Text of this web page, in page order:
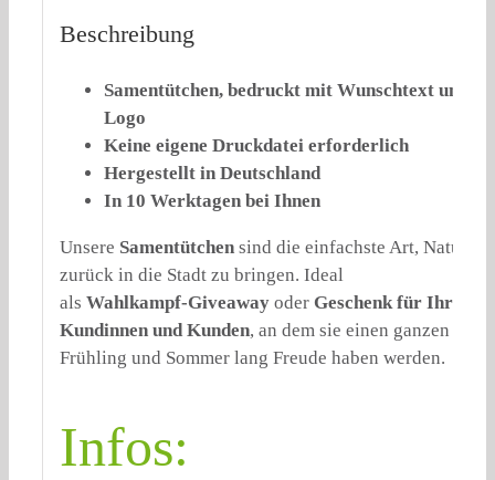
Beschreibung
Samentütchen, bedruckt mit Wunschtext und
Logo
Keine eigene Druckdatei erforderlich
Hergestellt in Deutschland
In 10 Werktagen bei Ihnen
Unsere Samentütchensind die einfachste Art, Natur
zurück in die Stadt zu bringen. Ideal
als Wahlkampf-GiveawayoderGeschenk für Ihre
Kundinnen und Kunden, an dem sie einen ganzen
Frühling und Sommer lang Freude haben werden.
Infos: